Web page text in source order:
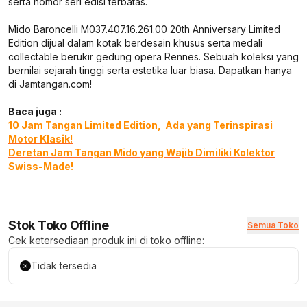
Mido Baroncelli M037.407.16.261.00 20th Anniversary Limited
Edition dijual dalam kotak berdesain khusus serta medali
collectable berukir gedung opera Rennes. Sebuah koleksi yang
bernilai sejarah tinggi serta estetika luar biasa. Dapatkan hanya
di Jamtangan.com!
Baca juga :
10 Jam Tangan Limited Edition, Ada yang Terinspirasi
Motor Klasik!
Deretan Jam Tangan Mido yang Wajib Dimiliki Kolektor
Swiss-Made!
Stok Toko Offline Semua Toko
Cek ketersediaan produk ini di toko offline:
Tidak tersedia